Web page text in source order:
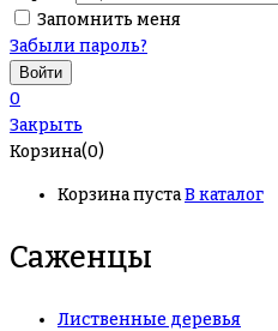
Запомнить меня
Забыли пароль?
0
Закрыть
Корзина(0)
Корзина пустаВ каталог
Саженцы
Лиственные деревья